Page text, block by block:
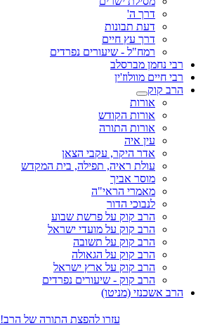
דרך ה'
דעת תבונות
דרך עץ חיים
רמח"ל - שיעורים נפרדים
רבי נחמן מברסלב
רבי חיים מוולוז'ין
הרב קוק
אורות
אורות הקודש
אורות התורה
עין איה
אדר היקר, עקבי הצאן
עולת ראיה, תפילה, בית המקדש
מוסר אביך
מאמרי הראי"ה
לנבוכי הדור
הרב קוק על פרשת שבוע
הרב קוק על מועדי ישראל
הרב קוק על תשובה
הרב קוק על הגאולה
הרב קוק על ארץ ישראל
הרב קוק - שיעורים נפרדים
הרב אשכנזי (מניטו)
עזרו להפצת התורה של הרב!